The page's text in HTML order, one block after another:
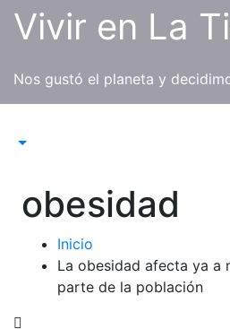
Saltar
Vivir en La
Nos gustó el planeta y
obesidad
Inicio
La obesidad afecta ya a
parte de la población